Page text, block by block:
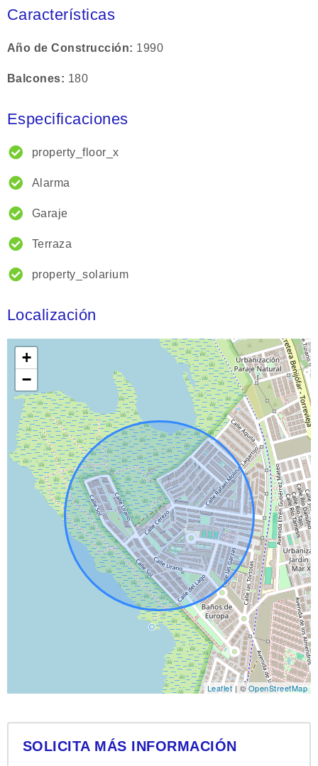
Características
Año de Construcción 1990
Balcones 180
Especificaciones
property_floor_x
Alarma
Garaje
Terraza
property_solarium
Localización
+
−
Leaflet| ©OpenStreetMap
SOLICITA MÁS INFORMACIÓN